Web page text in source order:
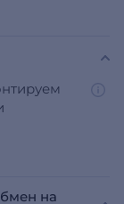
на